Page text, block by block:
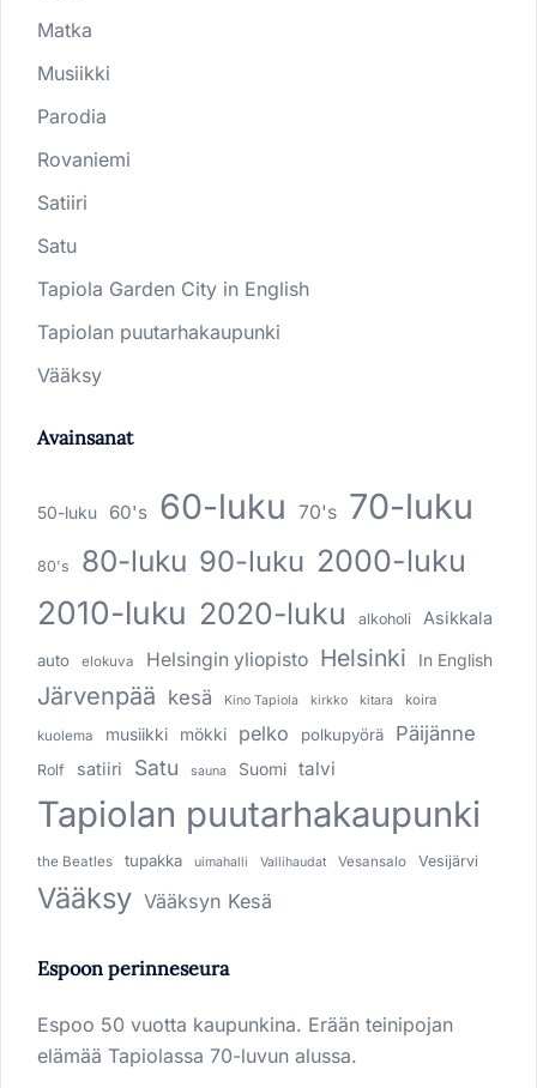
Matka
Musiikki
Parodia
Rovaniemi
Satiiri
Satu
Tapiola Garden City in English
Tapiolan puutarhakaupunki
Vääksy
Avainsanat
50-luku 60's 60-luku 70's 70-luku
80's 80-luku 90-luku 2000-luku
2010-luku 2020-luku alkoholi Asikkala
auto elokuva Helsingin yliopisto Helsinki In English
Järvenpää kesä Kino Tapiola kirkko kitara koira
kuolema musiikki mökki pelko polkupyörä Päijänne
Rolf satiiri Satu sauna Suomi talvi
Tapiolan puutarhakaupunki
the Beatles tupakka uimahalli Vallihaudat Vesansalo Vesijärvi
Vääksy Vääksyn Kesä
Espoon perinneseura
Espoo 50 vuotta kaupunkina. Erään teinipojan
elämää Tapiolassa 70-luvun alussa.